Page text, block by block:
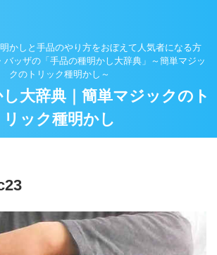
かしと手品のやり方をおぼえて人気者になる方
ッザの「手品の種明かし大辞典」～簡単マジッ
クのトリック種明かし～
大辞典｜簡単マジックのト
リック種明かし